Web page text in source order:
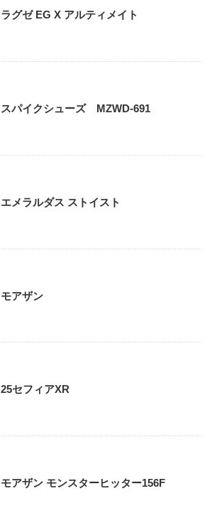
ラグゼ EG X アルティメイト
スパイクシューズ MZWD-691
エメラルダス ストイスト
モアザン
25セフィアXR
モアザン モンスターヒッター156F